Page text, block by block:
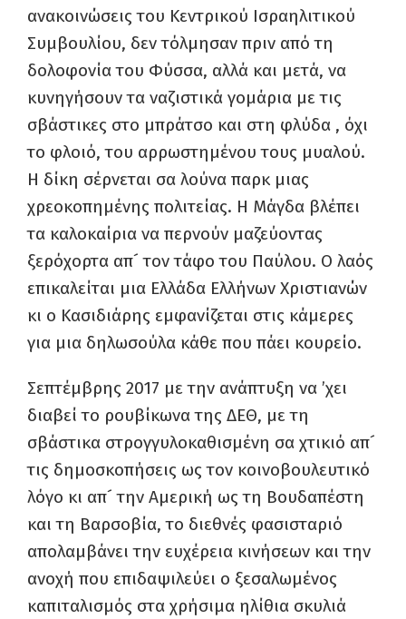
ανακοινώσεις του Κεντρικού Ισραηλιτικού
Συμβουλίου, δεν τόλμησαν πριν από τη
δολοφονία του Φύσσα, αλλά και μετά, να
κυνηγήσουν τα ναζιστικά γομάρια με τις
σβάστικες στο μπράτσο και στη φλύδα , όχι
το φλοιό, του αρρωστημένου τους μυαλού.
Η δίκη σέρνεται σα λούνα παρκ μιας
χρεοκοπημένης πολιτείας. Η Μάγδα βλέπει
τα καλοκαίρια να περνούν μαζεύοντας
ξερόχορτα απ´ τον τάφο του Παύλου. Ο λαός
επικαλείται μια Ελλάδα Ελλήνων Χριστιανών
κι ο Κασιδιάρης εμφανίζεται στις κάμερες
για μια δηλωσούλα κάθε που πάει κουρείο.
Σεπτέμβρης 2017 με την ανάπτυξη να ’χει
διαβεί το ρουβίκωνα της ΔΕΘ, με τη
σβάστικα στρογγυλοκαθισμένη σα χτικιό απ´
τις δημοσκοπήσεις ως τον κοινοβουλευτικό
λόγο κι απ´ την Αμερική ως τη Βουδαπέστη
και τη Βαρσοβία, το διεθνές φασισταριό
απολαμβάνει την ευχέρεια κινήσεων και την
ανοχή που επιδαψιλεύει ο ξεσαλωμένος
καπιταλισμός στα χρήσιμα ηλίθια σκυλιά